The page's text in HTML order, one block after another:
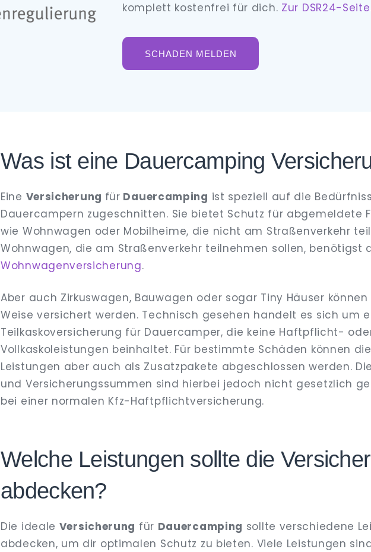
komplett kostenfrei für dich. Zur DSR24-Seite
SCHADEN MELDEN
Was ist eine Dauercamping
Eine Versicherung für Dauercamping ist speziell auf die
Dauercampern zugeschnitten. Sie bietet Schutz für abgemeldete
wie Wohnwagen oder Mobilheime, die nicht am Straßenverkehr
Wohnwagen, die am Straßenverkehr teilnehmen sollen, benötigst
Wohnwagenversicherung.
Aber auch Zirkuswagen, Bauwagen oder sogar Tiny Häuser
Weise versichert werden. Technisch gesehen handelt es sich um
Teilkaskoversicherung für Dauercamper, die keine Haftpflicht-
Vollkaskoleistungen beinhaltet. Für bestimmte Schäden können
Leistungen aber auch als Zusatzpakete abgeschlossen werden.
und Versicherungssummen sind hierbei jedoch nicht gesetzlich
bei einer normalen Kfz-Haftpflichtversicherung.
Welche Leistungen sollte die
abdecken?
Die ideale Versicherung für Dauercamping sollte verschiedene
abdecken, um dir optimalen Schutz zu bieten. Viele Leistungen